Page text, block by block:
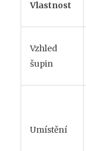
Vlastnost
Vzhled
šupin
Umístění